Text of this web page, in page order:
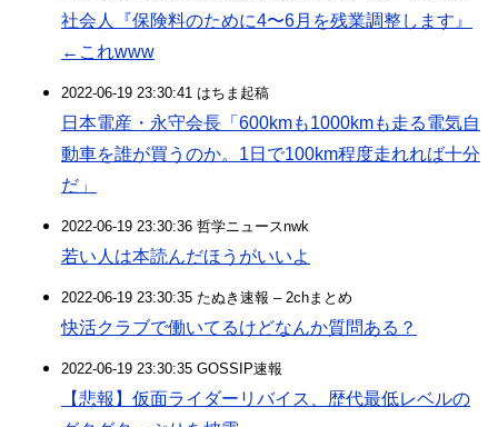
社会人『保険料のために4〜6月を残業調整します』
←これwww
2022-06-19 23:30:41 はちま起稿
日本電産・永守会長「600kmも1000kmも走る電気自
動車を誰が買うのか。1日で100km程度走れれば十分
だ」
2022-06-19 23:30:36 哲学ニュースnwk
若い人は本読んだほうがいいよ
2022-06-19 23:30:35 たぬき速報 – 2chまとめ
快活クラブで働いてるけどなんか質問ある？
2022-06-19 23:30:35 GOSSIP速報
【悲報】仮面ライダーリバイス、歴代最低レベルの